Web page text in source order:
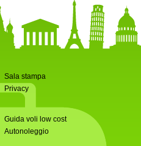
Sala stampa
Privacy
Guida voli low cost
Autonoleggio